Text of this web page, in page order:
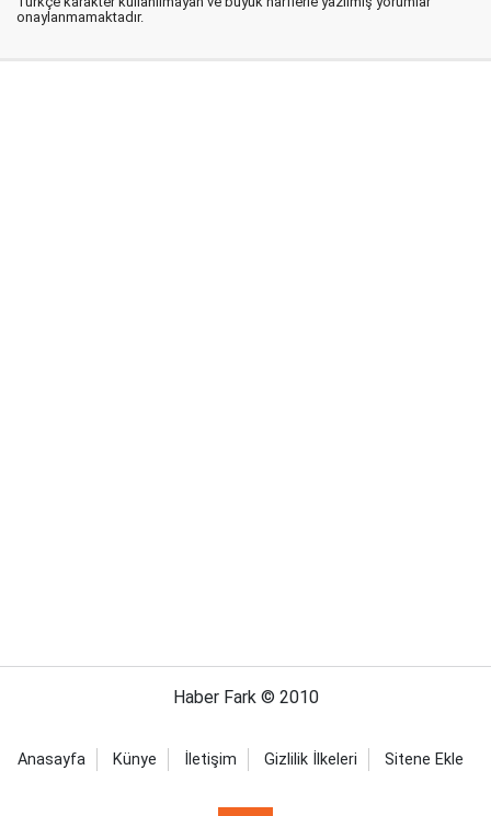
onaylanmamaktadır.
Haber Fark © 2010
Anasayfa Künye İletişim Gizlilik İlkeleri Sitene Ekle